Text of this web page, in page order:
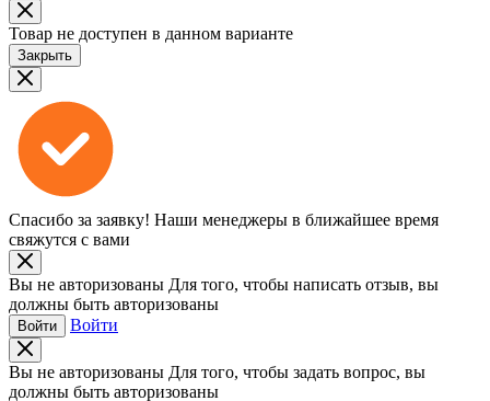
Товар не доступен в данном варианте
Закрыть
Спасибо за заявку! Наши менеджеры в ближайшее время
свяжутся с вами
Вы не авторизованы Для того, чтобы написать отзыв, вы
должны быть авторизованы
Войти Войти
Вы не авторизованы Для того, чтобы задать вопрос, вы
должны быть авторизованы